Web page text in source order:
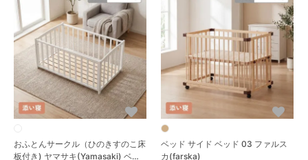
おふとんサークル（ひのきすのこ床
板付き) ヤマサキ(Yamasaki) ベビ
ベッド サイド ベッド 03 ファルス
カ(farska)